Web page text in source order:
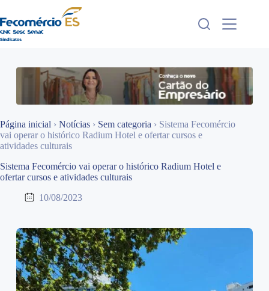
para
o
conteúdo
Página inicial › Notícias › Sem categoria › Sistema Fecomércio
vai operar o histórico Radium Hotel e ofertar cursos e
atividades culturais
Sistema Fecomércio vai operar o histórico Radium Hotel e
ofertar cursos e atividades culturais
10/08/2023